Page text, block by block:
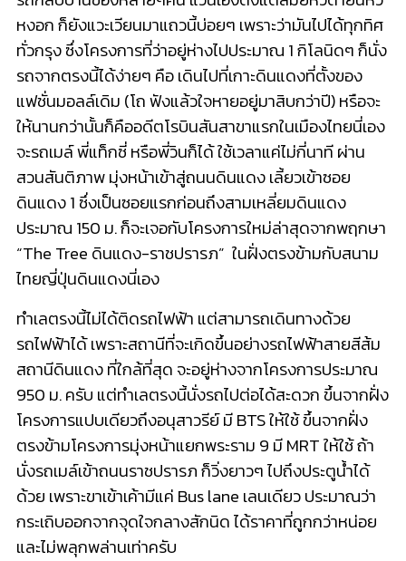
หงอก ก็ยังแวะเวียนมาแถวนี้บ่อยๆ เพราะว่ามันไปได้ทุกทิศ
ทั่วกรุง ซึ่งโครงการที่ว่าอยู่ห่างไปประมาณ 1 กิโลนิดๆ ก็นั่ง
รถจากตรงนี้ได้ง่ายๆ คือ เดินไปที่เกาะดินแดงที่ตั้งของ
แฟชั่นมอลล์เดิม (โถ ฟังแล้วใจหายอยู่มาสิบกว่าปี) หรือจะ
ให้นานกว่านั้นก็คืออดีตโรบินสันสาขาแรกในเมืองไทยนี่เอง
จะรถเมล์ พี่แท็กซี่ หรือพี่วินก็ได้ ใช้เวลาแค่ไม่กี่นาที ผ่าน
สวนสันติภาพ มุ่งหน้าเข้าสู่ถนนดินแดง เลี้ยวเข้าซอย
ดินแดง 1 ซึ่งเป็นซอยแรกก่อนถึงสามเหลี่ยมดินแดง
ประมาณ 150 ม. ก็จะเจอกับโครงการใหม่ล่าสุดจากพฤกษา
“The Tree ดินแดง-ราชปรารภ” ในฝั่งตรงข้ามกับสนาม
ไทยญี่ปุ่นดินแดงนี่เอง
ทำเลตรงนี้ไม่ได้ติดรถไฟฟ้า แต่สามารถเดินทางด้วย
รถไฟฟ้าได้ เพราะสถานีที่จะเกิดขึ้นอย่างรถไฟฟ้าสายสีส้ม
สถานีดินแดง ที่ใกล้ที่สุด จะอยู่ห่างจากโครงการประมาณ
950 ม. ครับ แต่ทำเลตรงนี้นั่งรถไปต่อได้สะดวก ขึ้นจากฝั่ง
โครงการแปบเดียวถึงอนุสาวรีย์ มี BTS ให้ใช้ ขึ้นจากฝั่ง
ตรงข้ามโครงการมุ่งหน้าแยกพระราม 9 มี MRT ให้ใช้ ถ้า
นั่งรถเมล์เข้าถนนราชปรารภ ก็วิ่งยาวๆ ไปถึงประตูน้ำได้
ด้วย เพราะขาเข้าเค้ามีแค่ Bus lane เลนเดียว ประมาณว่า
กระเถิบออกจากจุดใจกลางสักนิด ได้ราคาที่ถูกกว่าหน่อย
และไม่พลุกพล่านเท่าครับ